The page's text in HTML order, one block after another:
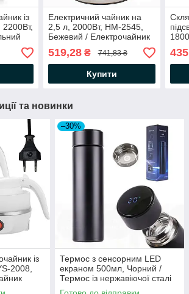
із
2200Вт,
/
Електричний чайник на
2,5 л, 2000Вт, HM-2545,
Бежевий / Електрочайник
металевий / Дисковий
чайник для дому
519,28₴ 741,83 ₴
Купити
435
та новинки
із
2008,
–30%
Термос з сенсорним LED
екраном 500мл, Чорний /
Термос із нержавіючої сталі